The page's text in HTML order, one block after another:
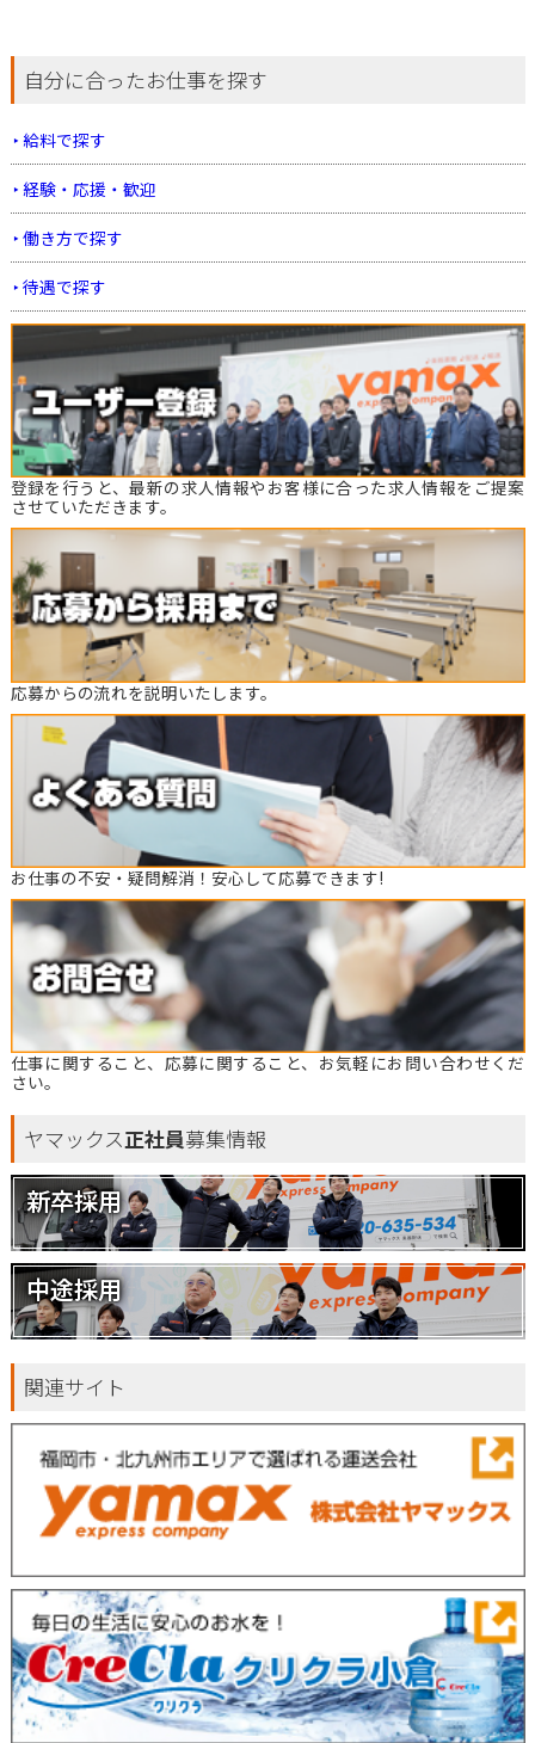
自分に合ったお仕事を探す
給料で探す
経験・応援・歓迎
働き方で探す
待遇で探す
登録を行うと、最新の求人情報やお客様に合った求人情報をご提案
させていただきます。
応募からの流れを説明いたします。
お仕事の不安・疑問解消！安心して応募できます!
仕事に関すること、応募に関すること、お気軽にお問い合わせくだ
さい。
ヤマックス正社員募集情報
新卒採用
中途採用
関連サイト